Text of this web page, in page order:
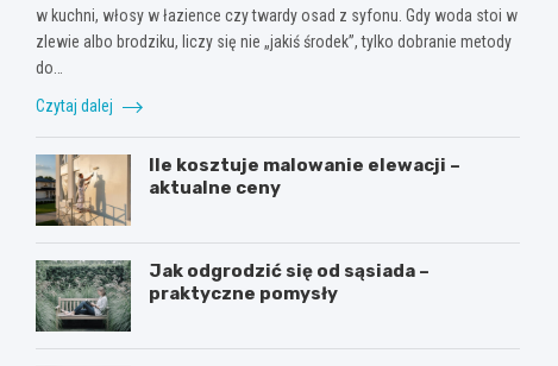
w kuchni, włosy w łazience czy twardy osad z syfonu. Gdy woda stoi w
zlewie albo brodziku, liczy się nie „jakiś środek”, tylko dobranie metody
do…
Czytaj dalej
Ile kosztuje malowanie elewacji –
aktualne ceny
Jak odgrodzić się od sąsiada –
praktyczne pomysły